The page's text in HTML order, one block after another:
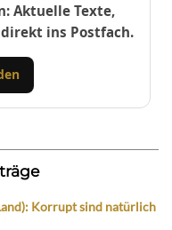
Aktuelle Texte,
ins Postfach.
Korrupt sind natürlich